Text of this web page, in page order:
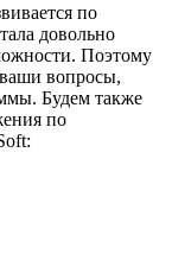
по
довольно
Поэтому
вопросы,
Будем также
по